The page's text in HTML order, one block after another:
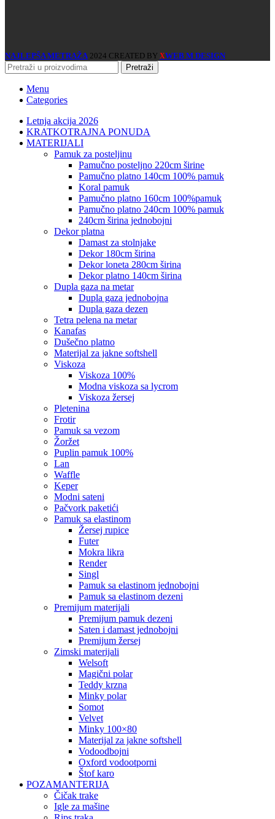
NAJLEPŠA METRAŽA 2024 CREATED BY XWEB M DESIGN
Pretraži
Menu
Categories
Letnja akcija 2026
KRATKOTRAJNA PONUDA
MATERIJALI
pamuk za posteljinu
pamučno posteljno 220cm širine
pamučno platno 140cm 100% pamuk
koral pamuk
pamučno platno 160cm 100%pamuk
pamučno platno 240cm 100% pamuk
240cm širina jednobojni
dekor platna
damast za stolnjake
dekor 180cm širina
dekor loneta 280cm širina
dekor platno 140cm širina
dupla gaza na metar
dupla gaza jednobojna
dupla gaza dezen
tetra pelena na metar
kanafas
dušečno platno
materijal za jakne softshell
viskoza
viskoza 100%
modna viskoza sa lycrom
viskoza žersej
pletenina
frotir
pamuk sa vezom
žoržet
puplin pamuk 100%
lan
waffle
keper
modni sateni
pačvork paketići
pamuk sa elastinom
žersej rupice
futer
mokra likra
render
singl
pamuk sa elastinom jednobojni
pamuk sa elastinom dezeni
premijum materijali
premijum pamuk dezeni
saten i damast jednobojni
premijum žersej
zimski materijali
welsoft
magični polar
teddy krzna
minky polar
somot
velvet
minky 100×80
materijal za jakne softshell
vodoodbojni
oxford vodootporni
štof karo
POZAMANTERIJA
čičak trake
igle za mašine